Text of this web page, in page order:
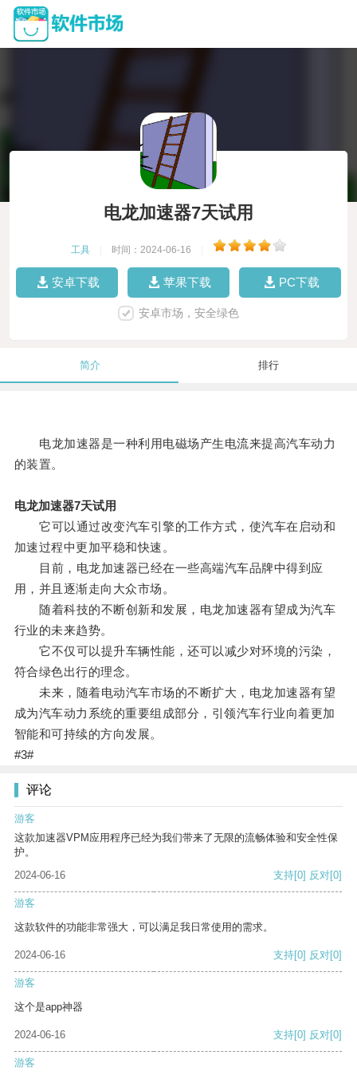
电龙加速器7天试用
工具 时间：2024-06-16
安卓下载 苹果下载 PC下载
安卓市场，安全绿色
简介 排行
电龙加速器是一种利用电磁场产生电流来提高汽车动力
的装置。
电龙加速器7天试用
它可以通过改变汽车引擎的工作方式，使汽车在启动和
加速过程中更加平稳和快速。
目前，电龙加速器已经在一些高端汽车品牌中得到应
用，并且逐渐走向大众市场。
随着科技的不断创新和发展，电龙加速器有望成为汽车
行业的未来趋势。
它不仅可以提升车辆性能，还可以减少对环境的污染，
符合绿色出行的理念。
未来，随着电动汽车市场的不断扩大，电龙加速器有望
成为汽车动力系统的重要组成部分，引领汽车行业向着更加
智能和可持续的方向发展。
#3#
评论
游客
这款加速器VPM应用程序已经为我们带来了无限的流畅体验和安全性保
护。
2024-06-16
支持[0] 反对[0]
游客
这款软件的功能非常强大，可以满足我日常使用的需求。
2024-06-16 支持[0] 反对[0]
游客
这个是app神器
2024-06-16 支持[0] 反对[0]
游客